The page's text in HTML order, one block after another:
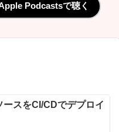
Podcastsで聴く
ースをCI/CDでデプロイ